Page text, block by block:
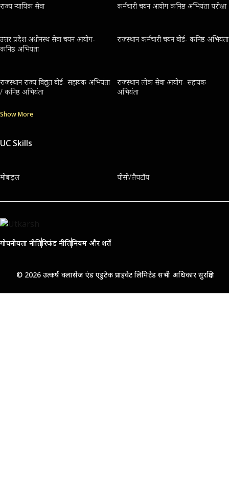
राज्य न्यायिक सेवा कर्मचारी चयन आयोग कनिष्ठ अभियंता परीक्षा
उत्तर प्रदेश अधीनस्थ सेवा चयन आयोग-
कनिष्ठ अभियंता
राजस्थान कर्मचारी चयन बोर्ड- कनिष्ठ अभियंता
राजस्थान राज्य विद्युत बोर्ड- सहायक अभियंता
/ कनिष्ठ अभियंता
राजस्थान लोक सेवा आयोग- सहायक
अभियंता
Show More
UC Skills
मोबाइल पीसी/लैपटॉप
गोपनीयता नीतिरिफंड नीतिनियम और शर्तें
© 2026 उत्कर्ष क्लासेज एंड एडुटेक प्राइवेट लिमिटेड सभी अधिकार सुरक्षित